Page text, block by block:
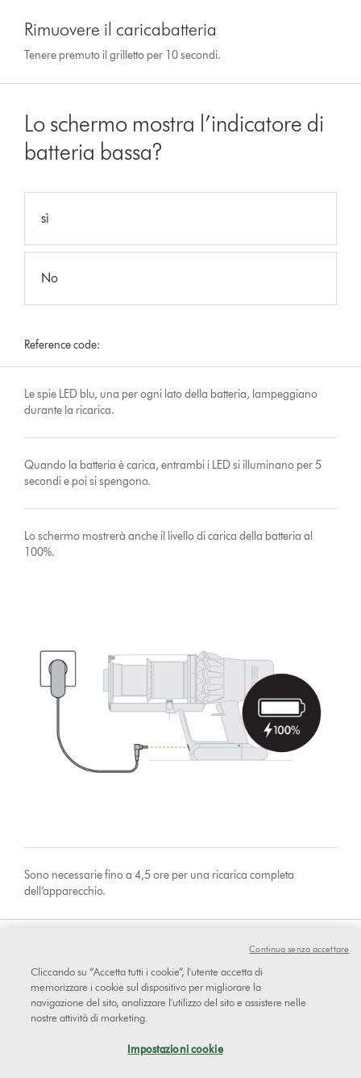
Rimuovere il caricabatteria
Tenere premuto il grilletto per 10 secondi.
Lo schermo mostra l’indicatore di
batteria bassa?
sì
No
Reference code:
Le spie LED blu, una per ogni lato della batteria, lampeggiano
durante la ricarica.
Quando la batteria è carica, entrambi i LED si illuminano per 5
secondi e poi si spengono.
Lo schermo mostrerà anche il livello di carica della batteria al
100%.
Sono necessarie fino a 4,5 ore per una ricarica completa
dell’apparecchio.
Questo ha risolto il problema?
sì
Cliccando su “Accetta tutti i cookie”, l'utente accetta di
memorizzare i cookie sul dispositivo per migliorare la
navigazione del sito, analizzare l'utilizzo del sito e assistere nelle
nostre attività di marketing.
Impostazioni cookie
Continua senza accettare